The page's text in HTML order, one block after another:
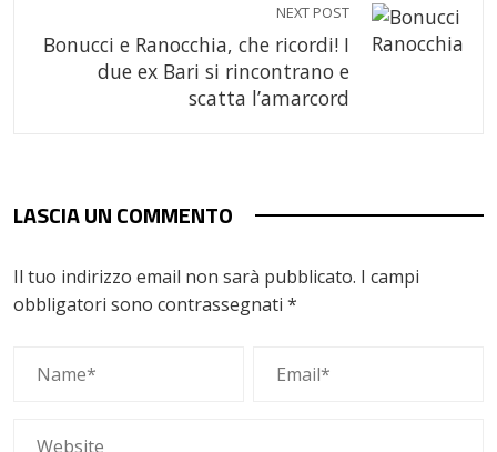
NEXT POST
Bonucci e Ranocchia, che ricordi! I
due ex Bari si rincontrano e
scatta l’amarcord
LASCIA UN COMMENTO
Il tuo indirizzo email non sarà pubblicato. I campi
obbligatori sono contrassegnati *